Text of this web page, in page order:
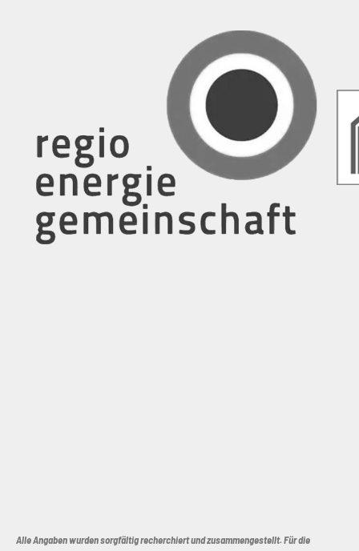
Alle Angaben wurden sorgfältig recherchiert und zusammengestellt. Für die